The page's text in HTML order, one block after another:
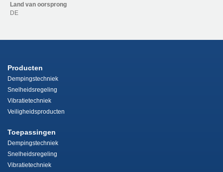
Land van oorsprong
DE
Producten
Dempingstechniek
Snelheidsregeling
Vibratietechniek
Veiligheidsproducten
Toepassingen
Dempingstechniek
Snelheidsregeling
Vibratietechniek